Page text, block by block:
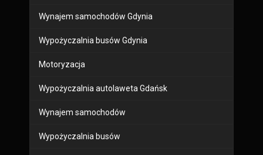
Wynajem samochodów Gdynia
Wypożyczalnia busów Gdynia
Motoryzacja
Wypożyczalnia autolaweta Gdańsk
Wynajem samochodów
Wypożyczalnia busów